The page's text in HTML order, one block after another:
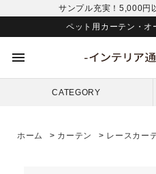
サンプル充実！5,000円
ペット用カーテン・オ
menu
CATEGORY
ホーム > カーテン > レースカー